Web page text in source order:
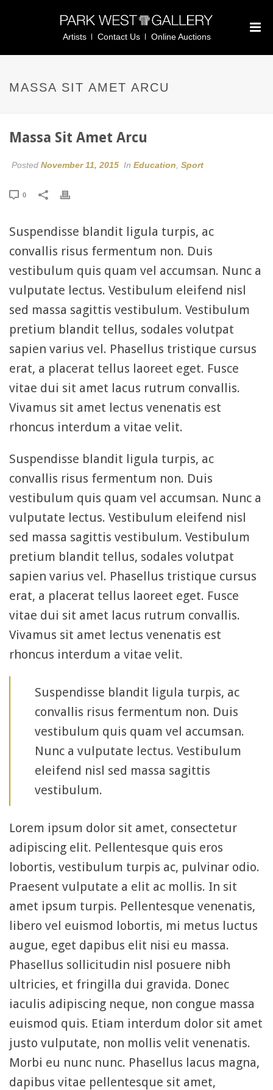
Artists Contact Us Online Auctions
MASSA SIT AMET ARCU
Massa Sit Amet Arcu
Posted November 11, 2015 In Education Sport
0
Suspendisse blandit ligula turpis, ac
convallis risus fermentum non. Duis
vestibulum quis quam vel accumsan. Nunc a
vulputate lectus. Vestibulum eleifend nisl
sed massa sagittis vestibulum. Vestibulum
pretium blandit tellus, sodales volutpat
sapien varius vel. Phasellus tristique cursus
erat, a placerat tellus laoreet eget. Fusce
vitae dui sit amet lacus rutrum convallis.
Vivamus sit amet lectus venenatis est
rhoncus interdum a vitae velit.
Suspendisse blandit ligula turpis, ac
convallis risus fermentum non. Duis
vestibulum quis quam vel accumsan. Nunc a
vulputate lectus. Vestibulum eleifend nisl
sed massa sagittis vestibulum. Vestibulum
pretium blandit tellus, sodales volutpat
sapien varius vel. Phasellus tristique cursus
erat, a placerat tellus laoreet eget. Fusce
vitae dui sit amet lacus rutrum convallis.
Vivamus sit amet lectus venenatis est
rhoncus interdum a vitae velit.
Suspendisse blandit ligula turpis, ac
convallis risus fermentum non. Duis
vestibulum quis quam vel accumsan.
Nunc a vulputate lectus. Vestibulum
eleifend nisl sed massa sagittis
vestibulum.
Lorem ipsum dolor sit amet, consectetur
adipiscing elit. Pellentesque quis eros
lobortis, vestibulum turpis ac, pulvinar odio.
Praesent vulputate a elit ac mollis. In sit
amet ipsum turpis. Pellentesque venenatis,
libero vel euismod lobortis, mi metus luctus
augue, eget dapibus elit nisi eu massa.
Phasellus sollicitudin nisl posuere nibh
ultricies, et fringilla dui gravida. Donec
iaculis adipiscing neque, non congue massa
euismod quis. Etiam interdum dolor sit amet
justo vulputate, non mollis velit venenatis.
Morbi eu nunc nunc. Phasellus lacus magna,
dapibus vitae pellentesque sit amet,